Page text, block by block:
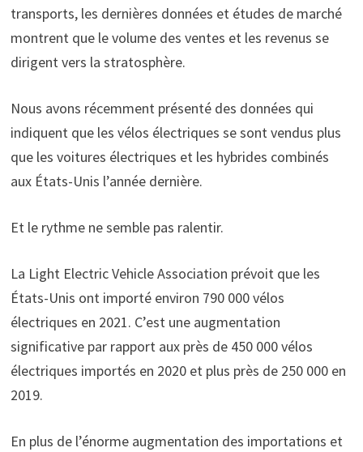
transports, les dernières données et études de marché
montrent que le volume des ventes et les revenus se
dirigent vers la stratosphère.
Nous avons récemment présenté des données qui
indiquent que les vélos électriques se sont vendus plus
que les voitures électriques et les hybrides combinés
aux États-Unis l’année dernière.
Et le rythme ne semble pas ralentir.
La Light Electric Vehicle Association prévoit que les
États-Unis ont importé environ 790 000 vélos
électriques en 2021. C’est une augmentation
significative par rapport aux près de 450 000 vélos
électriques importés en 2020 et plus près de 250 000 en
2019.
En plus de l’énorme augmentation des importations et